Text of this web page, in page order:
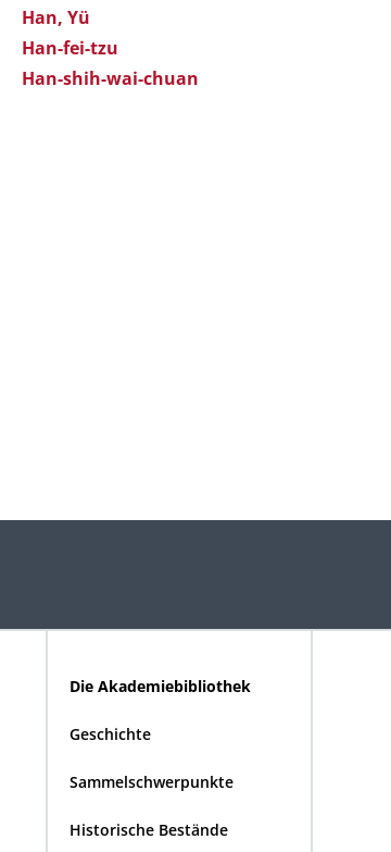
Han, Yü
Han-fei-tzu
Han-shih-wai-chuan
Die Akademiebibliothek
Geschichte
Sammelschwerpunkte
Historische Bestände